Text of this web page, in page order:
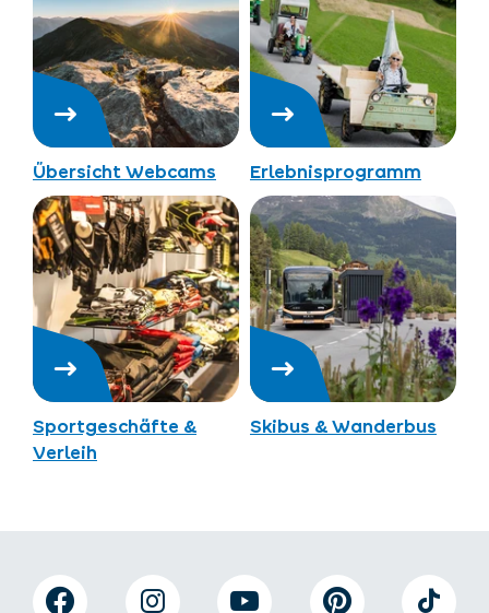
Übersicht Webcams Erlebnisprogramm
Sportgeschäfte &
Verleih
Skibus & Wanderbus